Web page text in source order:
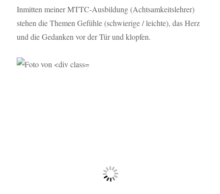
Inmitten meiner MTTC-Ausbildung (Achtsamkeitslehrer)
stehen die Themen Gefühle (schwierige / leichte), das Herz
und die Gedanken vor der Tür und klopfen.
Beziehungs- und